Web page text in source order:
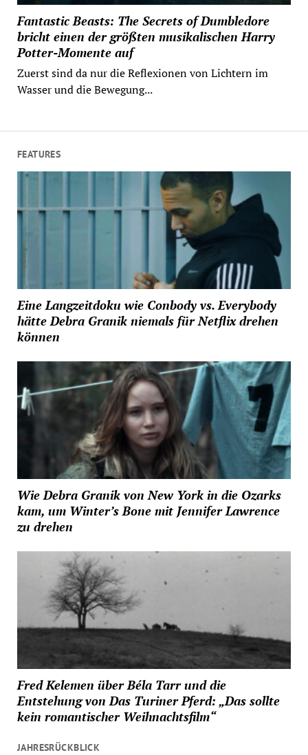
Fantastic Beasts: The Secrets of Dumbledore
bricht einen der größten musikalischen Harry
Potter-Momente auf
Zuerst sind da nur die Reflexionen von Lichtern im
Wasser und die Bewegung...
FEATURES
Eine Langzeitdoku wie Conbody vs. Everybody
hätte Debra Granik niemals für Netflix drehen
können
Wie Debra Granik von New York in die Ozarks
kam, um Winter’s Bone mit Jennifer Lawrence
zu drehen
Fred Kelemen über Béla Tarr und die
Entstehung von Das Turiner Pferd: „Das sollte
kein romantischer Weihnachtsfilm“
JAHRESRÜCKBLICK